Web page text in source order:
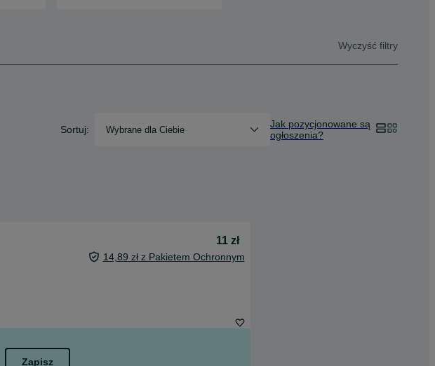
Wyczyść filtry
Sortuj: Wybrane dla Ciebie
Jak pozycjonowane są
ogłoszenia?
11 zł
14,89 zł z Pakietem Ochronnym
Zapisz